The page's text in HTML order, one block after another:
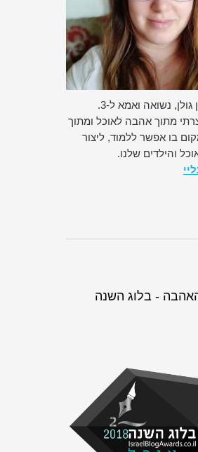
גולן, נשואה ואמא ל-3.
מתוך אהבה לאוכל ומתוך
בו אפשר ללמוד, ליצור
והילדים שלנו.
- בלוג השנה